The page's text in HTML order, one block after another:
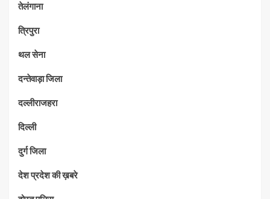
तेलंगाना
त्रिपुरा
थल सेना
दन्तेवाड़ा जिला
दल्लीराजहरा
दिल्ली
दुर्ग जिला
देश प्रदेश की ख़बरे